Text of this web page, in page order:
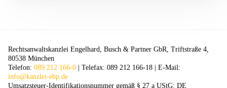
Rechtsanwaltskanzlei Engelhard, Busch & Partner GbR, Triftstraße 4,
80538 München
Telefon: 089 212 166-0 | Telefax: 089 212 166-18 | E-Mail:
info@kanzlei-ebp.de
Umsatzsteuer-Identifikationsnummer gemäß § 27 a UStG: DE